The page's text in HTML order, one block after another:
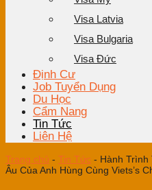
Visa Latvia
Visa Bulgaria
Visa Đức
Định Cư
Job Tuyển Dụng
Du Học
Cẩm Nang
Tin Tức
Liên Hệ
Trang chủ - Tin Tức - Hành
Âu Của Anh Hùng Cùng Viets’s